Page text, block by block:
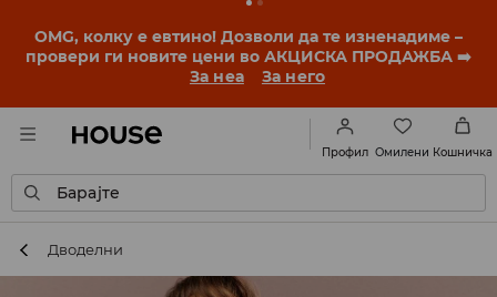
BACK TO SCHOOL 📒
започнуваат уште пред првото училишно ѕвонче.
Започни ја учебната година со нов стил!
За неа
За него
Профил Омилени Кошничка
Барајте
Дводелни